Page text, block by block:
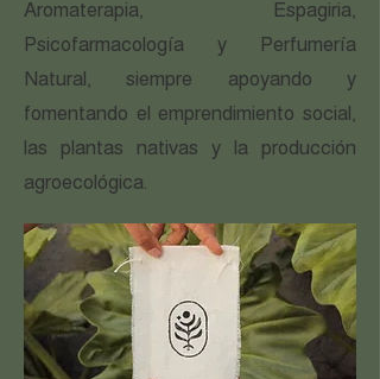
Aromaterapia, Espagiria,
Psicofarmacología y Perfumería
Natural, siempre apoyando y
fomentando el emprendimiento social,
las plantas nativas y la producción
agroecológica.